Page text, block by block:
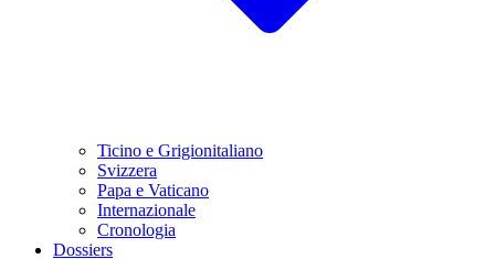
Ticino e Grigionitaliano
Svizzera
Papa e Vaticano
Internazionale
Cronologia
Dossiers